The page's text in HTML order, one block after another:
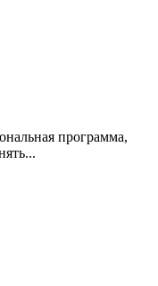
программа,